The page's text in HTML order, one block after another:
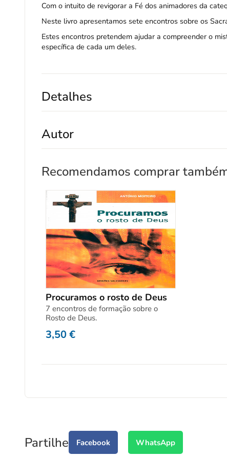
Com o intuito de revigorar a Fé dos animadores da
Neste livro apresentamos sete encontros sobre os
Estes encontros pretendem ajudar a compreender o
específica de cada um deles.
Detalhes
Autor
Recomendamos comprar
Procuramos o rosto de Deus
7 encontros de formação sobre o
Rosto de Deus.
3,50€
Partilhe Facebook WhatsApp